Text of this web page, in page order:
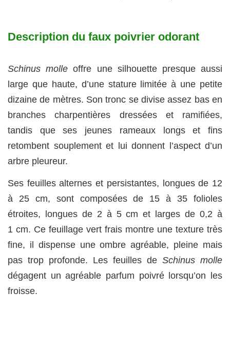
Description du faux poivrier odorant
Schinus molle offre une silhouette presque aussi
large que haute, d’une stature limitée à une petite
dizaine de mètres. Son tronc se divise assez bas en
branches charpentières dressées et ramifiées,
tandis que ses jeunes rameaux longs et fins
retombent souplement et lui donnent l’aspect d’un
arbre pleureur.
Ses feuilles alternes et persistantes, longues de 12
à 25 cm, sont composées de 15 à 35 folioles
étroites, longues de 2 à 5 cm et larges de 0,2 à
1 cm. Ce feuillage vert frais montre une texture très
fine, il dispense une ombre agréable, pleine mais
pas trop profonde. Les feuilles de Schinus molle
dégagent un agréable parfum poivré lorsqu’on les
froisse.